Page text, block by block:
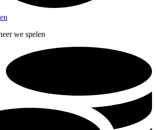
we spelen